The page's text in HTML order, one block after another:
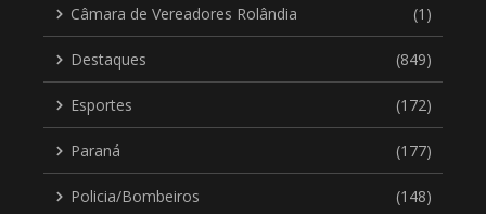
Câmara de Vereadores Rolândia (1)
Destaques (849)
Esportes (172)
Paraná (177)
Policia/Bombeiros (148)